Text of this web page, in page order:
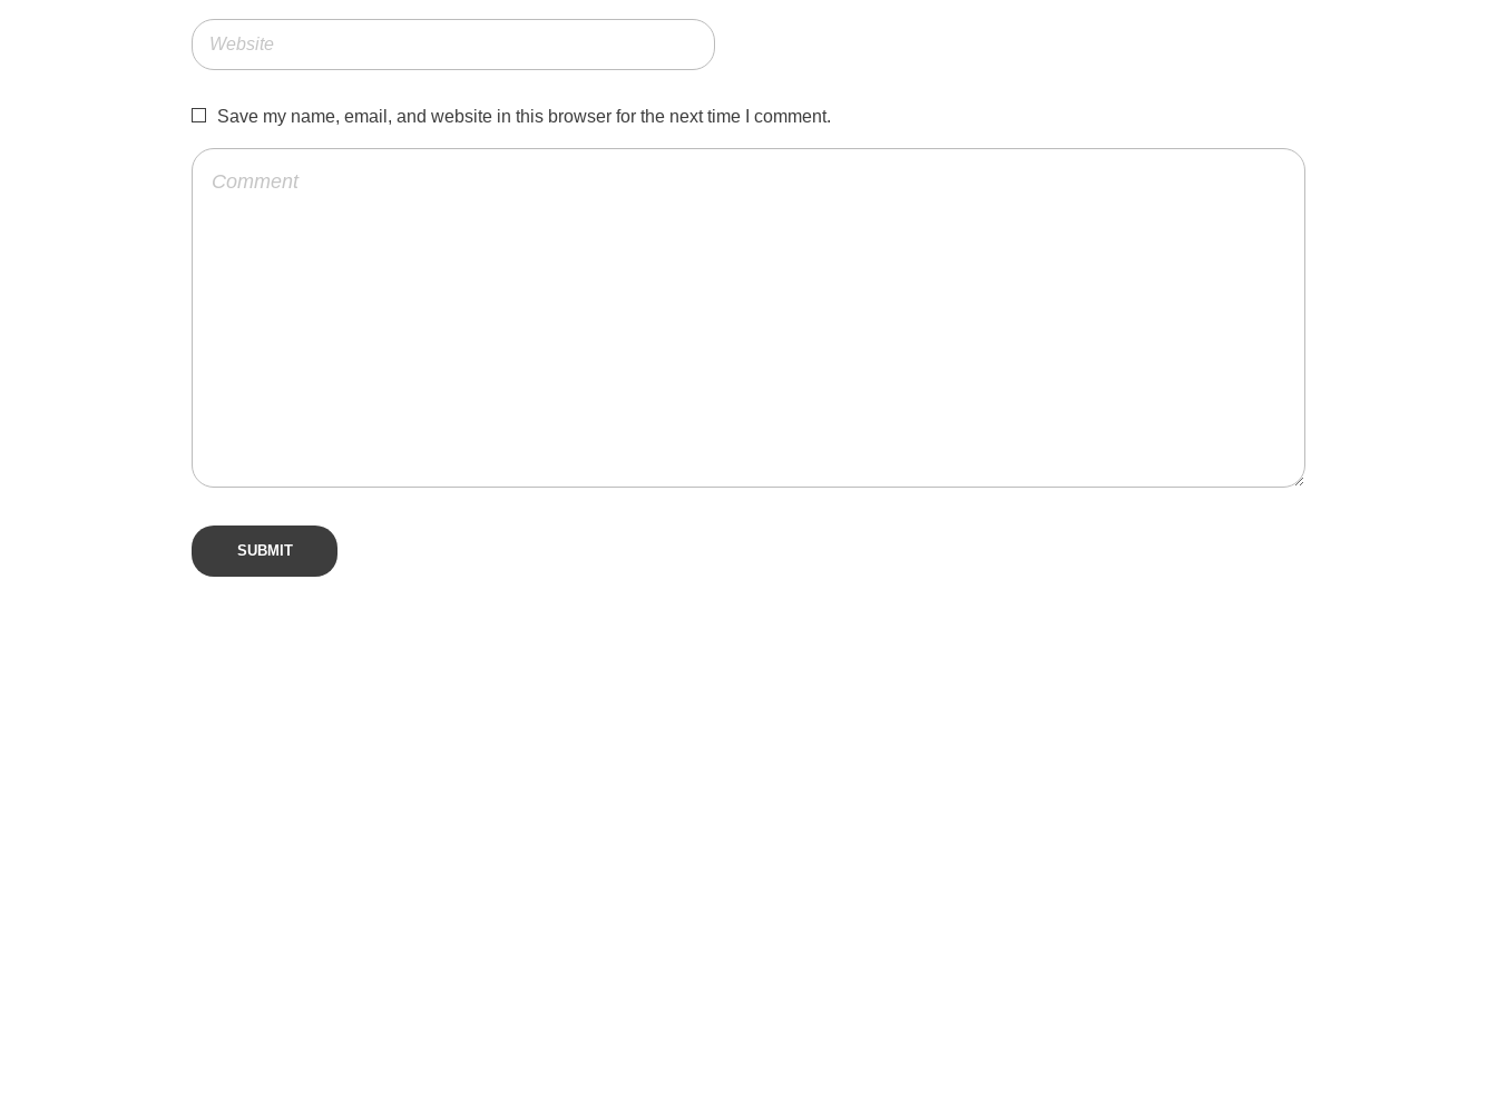
Save my name, email, and website in this browser for the next time I comment.